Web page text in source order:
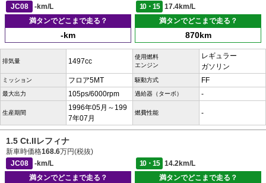
JC08
-km/L 10・15
17.4km/L
満タンでどこまで走る？
-km
満タンでどこまで走る？
870km
排気量 1497cc
使用燃料
エンジン
レギュラー
ガソリン
ミッション フロア5MT 駆動方式 FF
最大出力 105ps/6000rpm 過給器（ターボ） -
生産期間
1996年05月～199
7年07月
燃費性能 -
1.5 Ct.IIレフィナ
新車時価格168.6万円(税抜)
JC08
-km/L 10・15
14.2km/L
満タンでどこまで走る？
満タンでどこまで走る？